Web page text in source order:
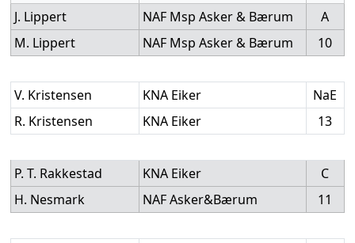
J. Lippert
NAF Msp Asker & Bærum
A
M. Lippert
NAF Msp Asker & Bærum 10
V. Kristensen KNA Eiker
NaE
R. Kristensen
KNA Eiker 13
P. T. Rakkestad KNA Eiker
C
H. Nesmark
NAF Asker&Bærum 11